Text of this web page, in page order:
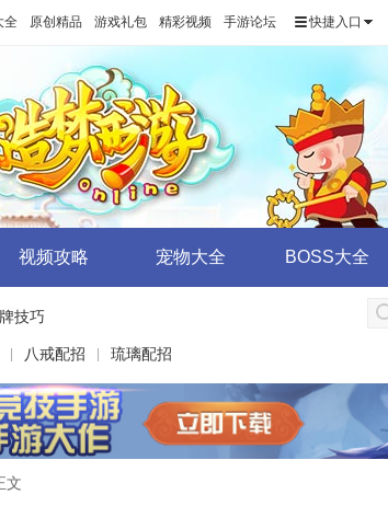
全 原创精品 游戏礼包 精彩视频 手游论坛 快捷入口
视频攻略 宠物大全 BOSS大全
技巧
八戒配招 琉璃配招
文